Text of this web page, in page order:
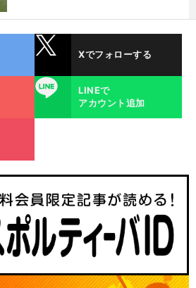
Xでフォローする
LINE
LINEで
アカウント追加